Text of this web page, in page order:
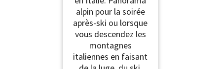
alpin pour la soirée
après-ski ou lorsque
vous descendez les
montagnes
italiennes en faisant